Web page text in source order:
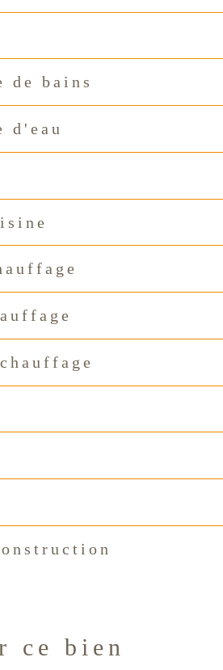
de bains
d'eau
ce bien